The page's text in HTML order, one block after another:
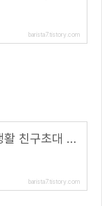
barista7.tistory.com
앱테크, 삼성화재 착한생활 친구초대 하면 친구도 나도 1,000P( 추천코드 : LXXD70Y )
barista7.tistory.com